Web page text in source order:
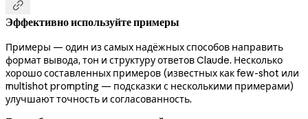

Эффективно используйте примеры
Примеры — один из самых надёжных способов направить
формат вывода, тон и структуру ответов Claude. Несколько
хорошо составленных примеров (известных как few-shot или
multishot prompting — подсказки с несколькими примерами)
улучшают точность и согласованность.